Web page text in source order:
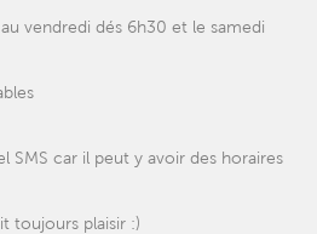
vendredi dés 6h30 et le samedi
SMS car il peut y avoir des horaires
toujours plaisir :)